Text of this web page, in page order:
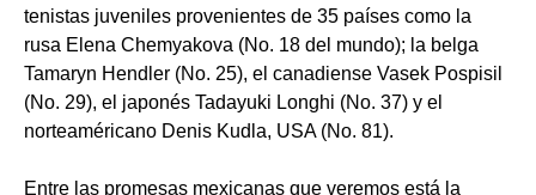
tenistas juveniles provenientes de 35 países como la
rusa Elena Chemyakova (No. 18 del mundo); la belga
Tamaryn Hendler (No. 25), el canadiense Vasek Pospisil
(No. 29), el japonés Tadayuki Longhi (No. 37) y el
norteaméricano Denis Kudla, USA (No. 81).
Entre las promesas mexicanas que veremos está la